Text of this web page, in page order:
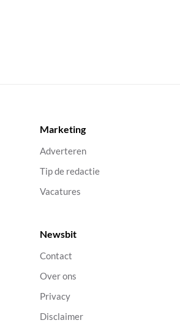
Marketing
Adverteren
Tip de redactie
Vacatures
Newsbit
Contact
Over ons
Privacy
Disclaimer